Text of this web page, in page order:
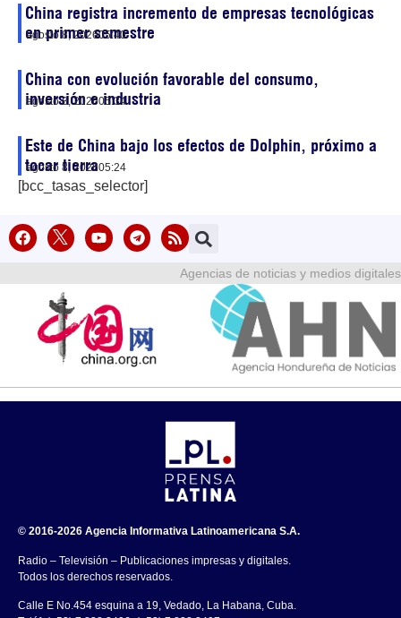
China registra incremento de empresas tecnológicas
en primer semestre
agosto 8, 202605:40
China con evolución favorable del consumo,
inversión e industria
agosto 8, 202605:34
Este de China bajo los efectos de Dolphin, próximo a
tocar tierra
agosto 8, 202605:24
[bcc_tasas_selector]
Agencias de noticias y medios digitales
© 2016-2026 Agencia Informativa Latinoamericana S.A.
Radio – Televisión – Publicaciones impresas y digitales.
Todos los derechos reservados.
Calle E No.454 esquina a 19, Vedado, La Habana, Cuba.